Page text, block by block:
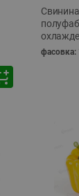
Свинина
фасовка: